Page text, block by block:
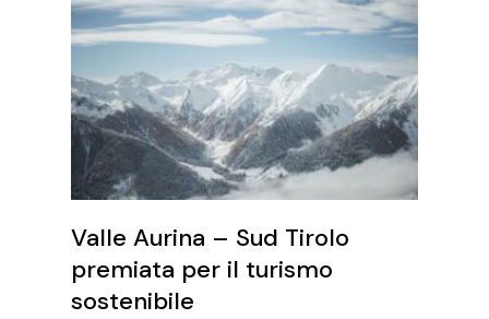
Valle Aurina – Sud Tirolo
premiata per il turismo
sostenibile